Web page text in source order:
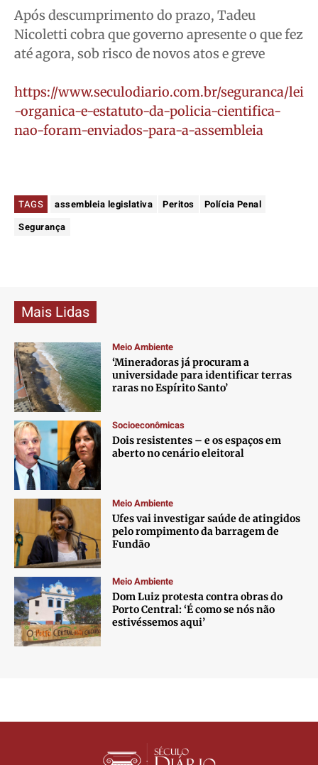
Após descumprimento do prazo, Tadeu
Nicoletti cobra que governo apresente o que fez
até agora, sob risco de novos atos e greve
https://www.seculodiario.com.br/seguranca/lei
-organica-e-estatuto-da-policia-cientifica-
nao-foram-enviados-para-a-assembleia
TAGS assembleia legislativa Peritos
Polícia Penal
Segurança
Mais Lidas
Meio Ambiente
‘Mineradoras já procuram a
universidade para identificar terras
raras no Espírito Santo’
Socioeconômicas
Dois resistentes – e os espaços em
aberto no cenário eleitoral
Meio Ambiente
Ufes vai investigar saúde de atingidos
pelo rompimento da barragem de
Fundão
Meio Ambiente
Dom Luiz protesta contra obras do
Porto Central: ‘É como se nós não
estivéssemos aqui’